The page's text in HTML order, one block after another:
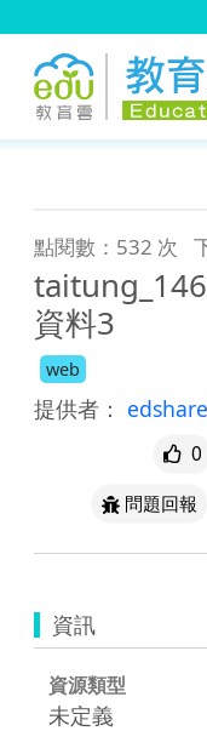
點閱數：532 次
資料3
web
提供者： edshare
0
問題回報
資訊
資源類型
未定義